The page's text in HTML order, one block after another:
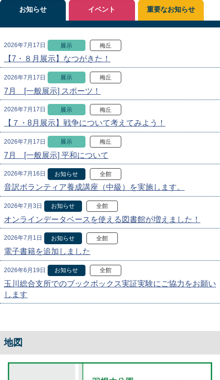
お知らせ
2026年7月17日 展示 梅丘
【7・８月展示】なつがきた！
2026年7月17日 展示 梅丘
7月 [一般展示] スポーツ！
2026年7月17日 展示 梅丘
【７・8月展示】戦争について考えてみよう！
2026年7月17日 展示 梅丘
7月 [一般展示] 平和について
2026年7月16日 お知らせ 全館
音訳ボランティア養成講座（中級）を実施します。
2026年7月3日 お知らせ 全館
オンラインデータベースを使える図書館が増えました！
2026年7月1日 お知らせ 全館
電子書籍を追加しました
2026年6月19日 お知らせ 全館
玉川総合支所でのブックボックス実証実験にご協力をお願い
します
イベント 重要なお知らせ
地図